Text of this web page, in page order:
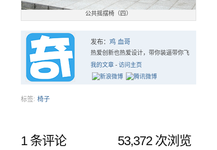
公共摇摆椅（四）
发布： 鸡 血哥
热爱创新也热爱设计，带你装逼带你飞
我的文章- 访问主页
标签: 椅子
1 条评论 53,372 次浏览